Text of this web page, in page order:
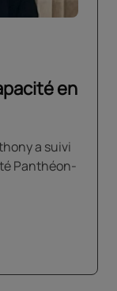
en
a suivi
Panthéon-